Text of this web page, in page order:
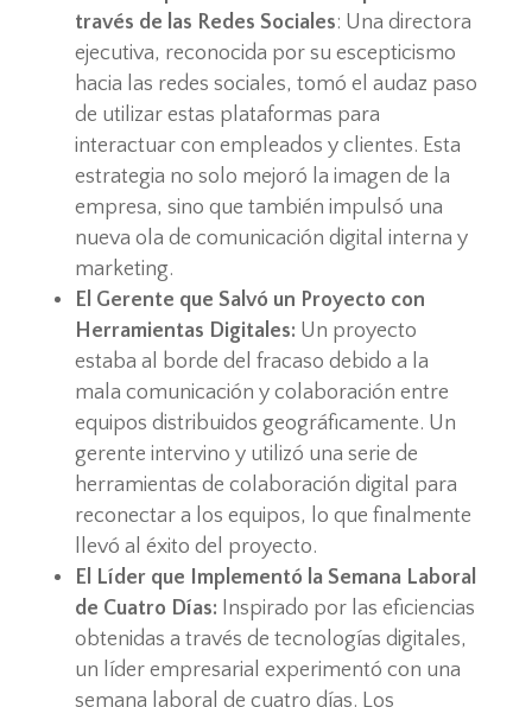
través de las Redes Sociales: Una directora
ejecutiva, reconocida por su escepticismo
hacia las redes sociales, tomó el audaz paso
de utilizar estas plataformas para
interactuar con empleados y clientes. Esta
estrategia no solo mejoró la imagen de la
empresa, sino que también impulsó una
nueva ola de comunicación digital interna y
marketing.
El Gerente que Salvó un Proyecto con
Herramientas Digitales: Un proyecto
estaba al borde del fracaso debido a la
mala comunicación y colaboración entre
equipos distribuidos geográficamente. Un
gerente intervino y utilizó una serie de
herramientas de colaboración digital para
reconectar a los equipos, lo que finalmente
llevó al éxito del proyecto.
El Líder que Implementó la Semana Laboral
de Cuatro Días: Inspirado por las eficiencias
obtenidas a través de tecnologías digitales,
un líder empresarial experimentó con una
semana laboral de cuatro días. Los